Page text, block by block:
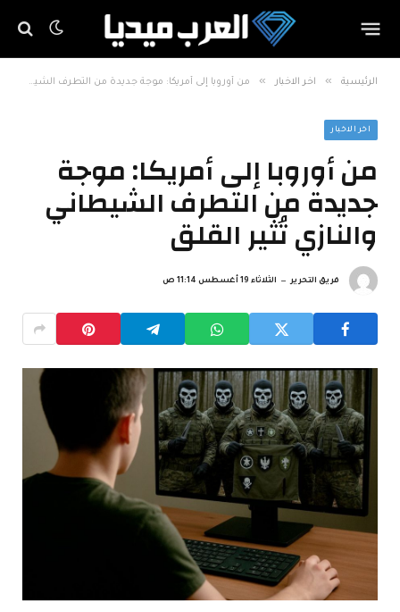
الرئيسية » اخر الاخبار » من أوروبا إلى أمريكا: موجة جديدة من التطرف الشيطاني والنازي تُثير القلق
اخر الاخبار
من أوروبا إلى أمريكا: موجة
جديدة من التطرف الشيطاني
والنازي تُثير القلق
فريق التحرير الثلاثاء 19 أغسطس 11:14 ص